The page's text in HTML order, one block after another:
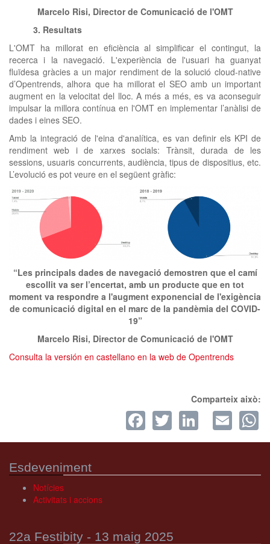
Marcelo Risi, Director de Comunicació de l'OMT
3. Resultats
L'OMT ha millorat en eficiència al simplificar el contingut, la
recerca i la navegació. L'experiència de l'usuari ha guanyat
fluïdesa gràcies a un major rendiment de la solució cloud-native
d’Opentrends, alhora que ha millorat el SEO amb un important
augment en la velocitat del lloc. A més a més, es va aconseguir
impulsar la millora contínua en l'OMT en implementar l’anàlisi de
dades i eines SEO.
Amb la integració de l'eina d'analítica, es van definir els KPI de
rendiment web i de xarxes socials: Trànsit, durada de les
sessions, usuaris concurrents, audiència, tipus de dispositius, etc.
L’evolució es pot veure en el següent gràfic:
“Les principals dades de navegació demostren que el camí
escollit va ser l’encertat, amb un producte que en tot
moment va respondre a l'augment exponencial de l'exigència
de comunicació digital en el marc de la pandèmia del COVID-
19”
Marcelo Risi, Director de Comunicació de l'OMT
Consulta la versión en castellano en la web de Opentrends
Comparteix això:
Facebook
Twitter
Esdeveniment
Notícies
Activitats i accions
22a Festibity - 13 maig 2025